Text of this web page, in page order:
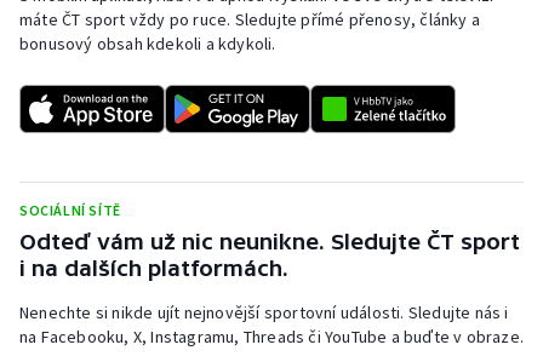
Short track
Sportovní střelba
Triatlon
Veslování
Vodní slalom
máte ČT sport vždy po ruce. Sledujte přímé přenosy, články a
bonusový obsah kdekoli a kdykoli.
SOCIÁLNÍ SÍTĚ
Odteď vám už nic neunikne. Sledujte ČT sport
i na dalších platformách.
Nenechte si nikde ujít nejnovější sportovní události. Sledujte nás i
na Facebooku, X, Instagramu, Threads či YouTube a buďte v obraze.